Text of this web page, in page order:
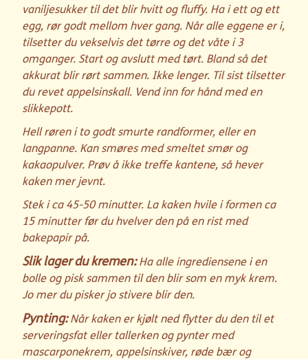
vaniljesukker til det blir hvitt og fluffy. Ha i ett og ett
egg, rør godt mellom hver gang. Når alle eggene er i,
tilsetter du vekselvis det tørre og det våte i 3
omganger. Start og avslutt med tørt. Bland så det
akkurat blir rørt sammen. Ikke lenger. Til sist tilsetter
du revet appelsinskall. Vend inn for hånd med en
slikkepott.
Hell røren i to godt smurte randformer, eller en
langpanne. Kan smøres med smeltet smør og
kakaopulver. Prøv å ikke treffe kantene, så hever
kaken mer jevnt.
Stek i ca 45-50 minutter. La kaken hvile i formen ca
15 minutter før du hvelver den på en rist med
bakepapir på.
Slik lager du kremen:Ha alle ingrediensene i en
bolle og pisk sammen til den blir som en myk krem.
Jo mer du pisker jo stivere blir den.
Pynting:Når kaken er kjølt ned flytter du den til et
serveringsfat eller tallerken og pynter med
mascarponekrem, appelsinskiver, røde bær og